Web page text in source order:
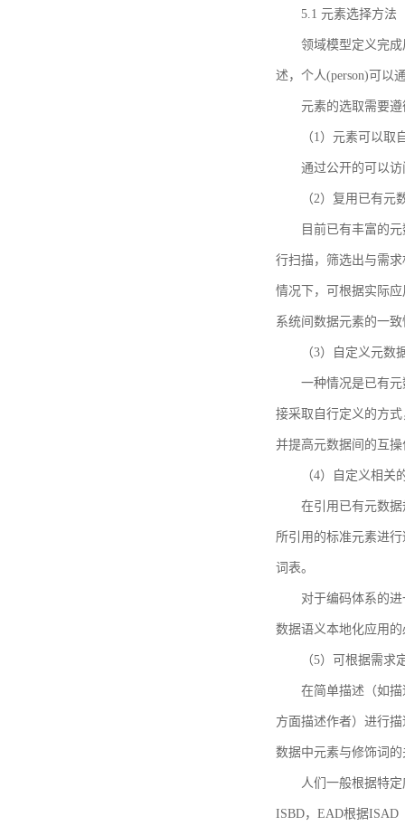
5.1 元素选择方法
领域模型定义完
述，个人(person)可以
元素的选取需要
（1）元素可以取
通过公开的可以
（2）复用已有元
目前已有丰富的
行扫描，筛选出与需
情况下，可根据实际
系统间数据元素的一致
（3）自定义元数
一种情况是已有
接采取自行定义的方
并提高元数据间的互
（4）自定义相关
在引用已有元数
所引用的标准元素进
词表。
对于编码体系的
数据语义本地化应用
（5）可根据需求
在简单描述（如
方面描述作者）进行
数据中元素与修饰词
人们一般根据特
ISBD，EAD根据ISAD